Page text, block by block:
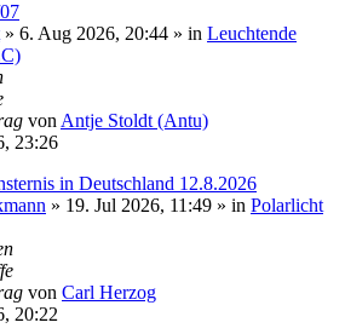
» 6. Aug 2026, 20:44 » in Leuchtende
von Antje Stoldt (Antu)
23:26
in Deutschland 12.8.2026
» 19. Jul 2026, 11:49 » in Polarlicht
von Carl Herzog
20:22